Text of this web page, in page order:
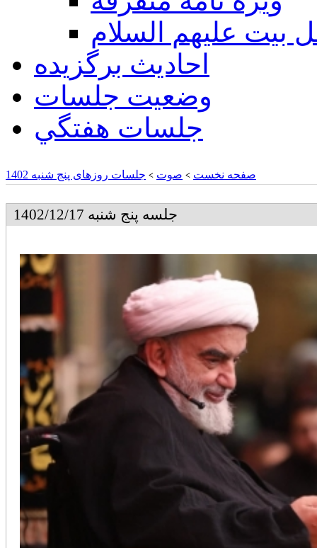
بيت عليهم السلام
احادیث برگزیده
وضعیت جلسات
جلسات هفتگي
صفحه نخست > صوت > جلسات روزهای پنج شنبه 1402
جلسه پنج شنبه 1402/12/17